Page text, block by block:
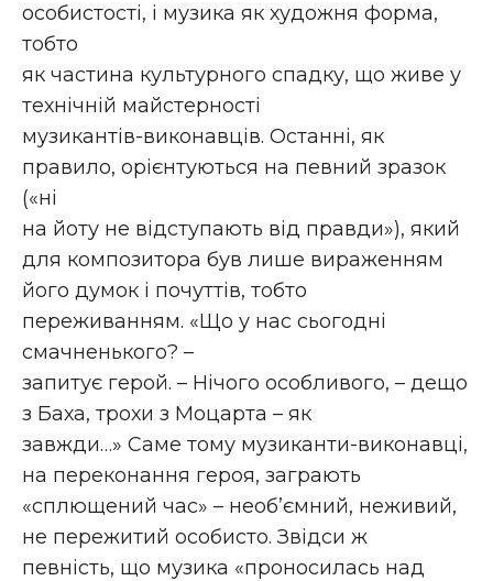
особистості, і музика як художня форма,
тобто
як частина культурного спадку, що живе у
технічній майстерності
музикантів-виконавців. Останні, як
правило, орієнтуються на певний зразок
(«ні
на йоту не відступають від правди»), який
для композитора був лише вираженням
його думок і почуттів, тобто
переживанням. «Що у нас сьогодні
смачненького? –
запитує герой. – Нічого особливого, – дещо
з Баха, трохи з Моцарта – як
завжди…» Саме тому музи­кан­ти-виконавці,
на переконання героя, заграють
«сплющений час» – необ’ємний, неживий,
не пережитий особисто. Звідси ж
певність, що музика «проносилась над